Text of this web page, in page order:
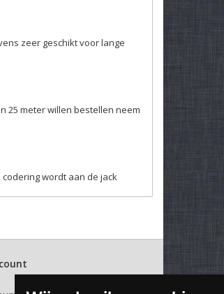
zeer geschikt voor lange
25 meter willen bestellen neem
wordt aan de jack